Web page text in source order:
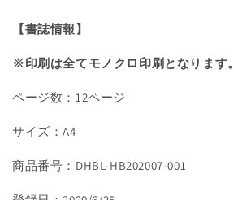
減
す
す
【書誌情報】
※印刷は全てモノクロ印刷となります。
ページ数：12ページ
サイズ：A4
商品番号：DHBL-HB202007-001